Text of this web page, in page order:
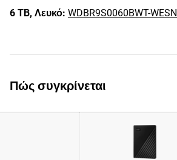
6 TB, Λευκό: WDBR9S0060BWT-WESN
Πώς συγκρίνεται